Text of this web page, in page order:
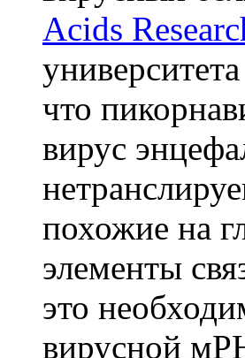
Acids
что
вирус
похожие на
элементы
это
вирусной